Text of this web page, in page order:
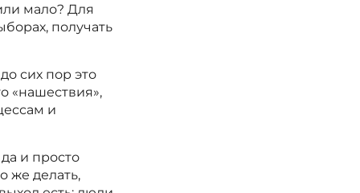
мало? Для
получать
сих пор это
«нашествия»,
и
и просто
же делать,